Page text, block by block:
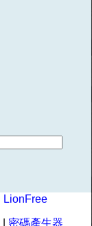
LionFree
密碼產生器